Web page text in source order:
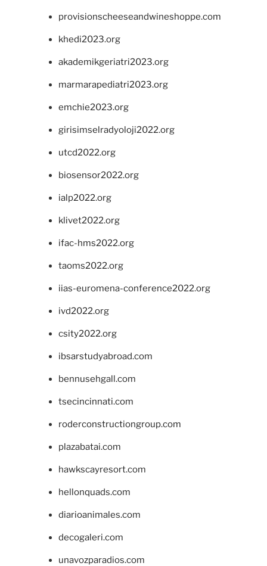
provisionscheeseandwineshoppe.com
khedi2023.org
akademikgeriatri2023.org
marmarapediatri2023.org
emchie2023.org
girisimselradyoloji2022.org
utcd2022.org
biosensor2022.org
ialp2022.org
klivet2022.org
ifac-hms2022.org
taoms2022.org
iias-euromena-conference2022.org
ivd2022.org
csity2022.org
ibsarstudyabroad.com
bennusehgall.com
tsecincinnati.com
roderconstructiongroup.com
plazabatai.com
hawkscayresort.com
hellonquads.com
diarioanimales.com
decogaleri.com
unavozparadios.com